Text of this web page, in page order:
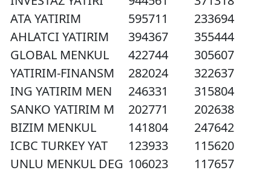
ATA YATIRIM
595711
233694
AHLATCI YATIRIM
394367
355444
GLOBAL MENKUL
422744
305607
YATIRIM-FINANSM
282024
322637
ING YATIRIM MEN
246331
315804
SANKO YATIRIM M
202771
202638
BIZIM MENKUL
141804
247642
ICBC TURKEY YAT
123933
115620
UNLU MENKUL DEG 106023
117657